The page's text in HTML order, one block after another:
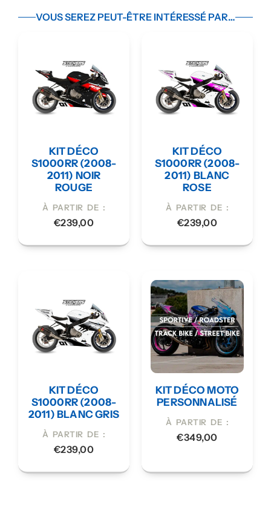
VOUS SEREZ PEUT-ÊTRE INTÉRESSÉ PAR…
KIT DÉCO
S1000RR (2008-
2011) NOIR
ROUGE
À PARTIR DE :
€239,00
KIT DÉCO
S1000RR (2008-
2011) BLANC
ROSE
À PARTIR DE :
€239,00
KIT DÉCO
S1000RR (2008-
2011) BLANC GRIS
À PARTIR DE :
€239,00
KIT DÉCO MOTO
PERSONNALISÉ
À PARTIR DE :
€349,00